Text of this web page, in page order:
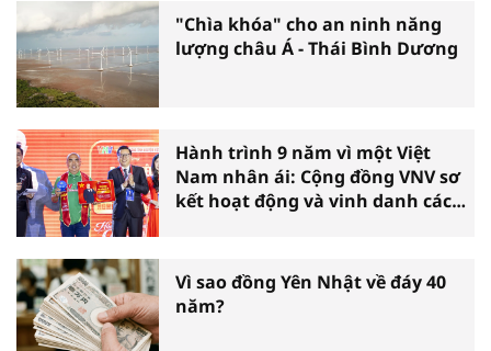
"Chìa khóa" cho an ninh năng
lượng châu Á - Thái Bình Dương
Hành trình 9 năm vì một Việt
Nam nhân ái: Cộng đồng VNV sơ
kết hoạt động và vinh danh các
Vì sao đồng Yên Nhật về đáy 40
năm?